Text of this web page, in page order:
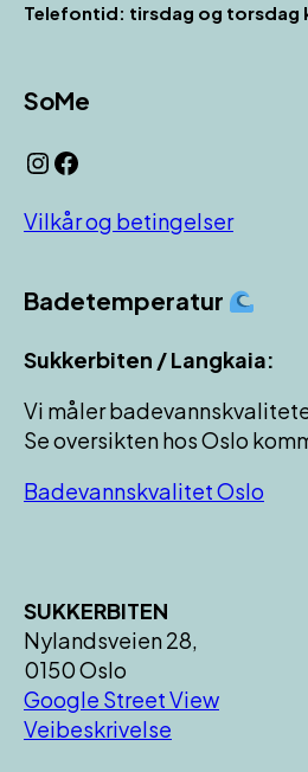
Telefontid: tirsdag og torsdag
SoMe
InstagramFacebook
Vilkår og betingelser
Badetemperatur
Sukkerbiten / Langkaia:
Vi måler
Se oversikten hos Oslo
Badevannskvalitet Oslo
SUKKERBITEN
Nylandsveien 28,
0150 Oslo
Google Street View
Veibeskrivelse